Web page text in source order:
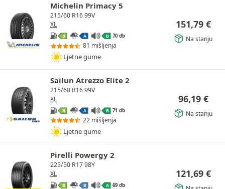
Michelin Primacy 5
215/60 R16 99V
XL
B A B 70 db
81 mišljenja
Ljetne gume
151,79 €
Na stanju
Sailun Atrezzo Elite 2
215/60 R16 99V
XL
B A B 71 db
22 mišljenja
Ljetne gume
96,19 €
Na stanju
Pirelli Powergy 2
225/50 R17 98Y
XL
B B A 69 db
121,69 €